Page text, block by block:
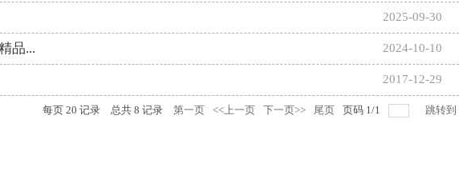
2025-09-30
品... 2024-10-10
2017-12-29
每页 20 记录 总共 8 记录 第一页 <<上一页 下一页>> 尾页 页码 1/1 跳转到